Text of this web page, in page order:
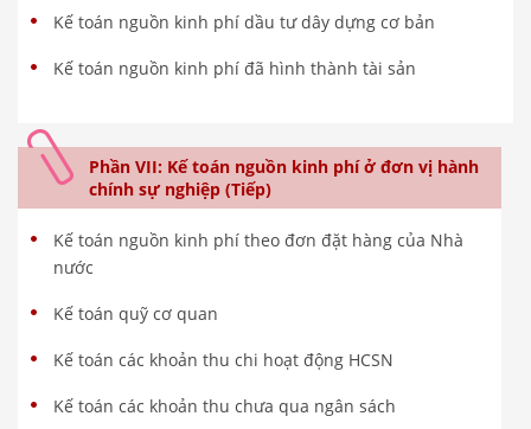
Kế toán nguồn kinh phí dầu tư dây dựng cơ bản
Kế toán nguồn kinh phí đã hình thành tài sản
Phần VII: Kế toán nguồn kinh phí ở đơn vị hành
chính sự nghiệp (Tiếp)
Kế toán nguồn kinh phí theo đơn đặt hàng của Nhà
nước
Kế toán quỹ cơ quan
Kế toán các khoản thu chi hoạt động HCSN
Kế toán các khoản thu chưa qua ngân sách